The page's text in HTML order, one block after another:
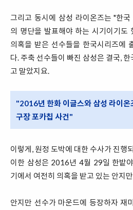
그리고 동시에 삼성 라이온즈는 "한
의 명단을 발표해야 하는 시기이기도
의혹을 받은 선수들을 한국시리즈에
다. 주축 선수들이 빠진 삼성은 결국,
고 말았지요.
"2016년 한화 이글스와 삼성 라이온
구장 포카칩 사건"
이렇게, 원정 도박에 대한 수사가 진행
이한 삼성은 2016년 4월 29일 한밭
기에서 여전히 의혹을 받고 있는 안지
안지만 선수가 마운드에 등장하자 재